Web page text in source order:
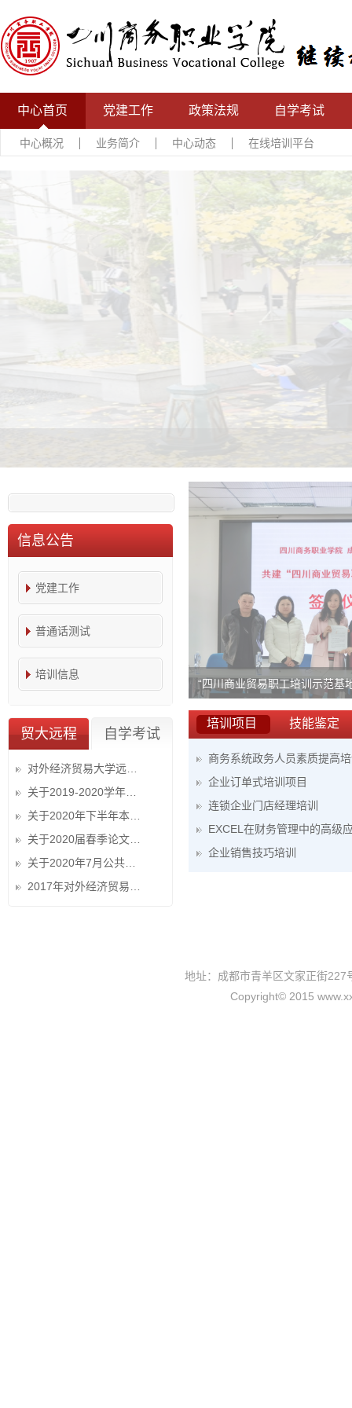
中心首页 党建工作 政策法规 自学考试
中心概况 业务简介 中心动态 在线培训平台
信息公告
党建工作
普通话测试
培训信息
贸大远程 自学考试
“四川商业贸易职工培训示范基
培训项目 技能鉴定
商务系统政务人员素质提高
企业订单式培训项目
连锁企业门店经理培训
​EXCEL在财务管理中的高级
企业销售技巧培训
地址：成都市青羊区文家正街
Copyright© 2015